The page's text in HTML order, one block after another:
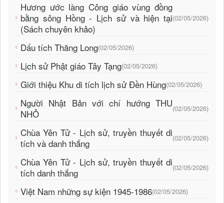
Hương ước làng Công giáo vùng đồng
bằng sông Hồng - Lịch sử và hiện tại
(Sách chuyên khảo)
(02/05/2026)
Dấu tích Thăng Long(02/05/2026)
Lịch sử Phật giáo Tây Tạng(02/05/2026)
Giới thiệu Khu di tích lịch sử Đền Hùng(02/05/2026)
Người Nhật Bản với chí hướng THU
NHỎ
(02/05/2026)
Chùa Yên Tử - Lịch sử, truyền thuyết di
tích và danh thắng
(02/05/2026)
Chùa Yên Tử - Lịch sử, truyền thuyết di
tích danh thắng
(02/05/2026)
Việt Nam những sự kiện 1945-1986(02/05/2026)